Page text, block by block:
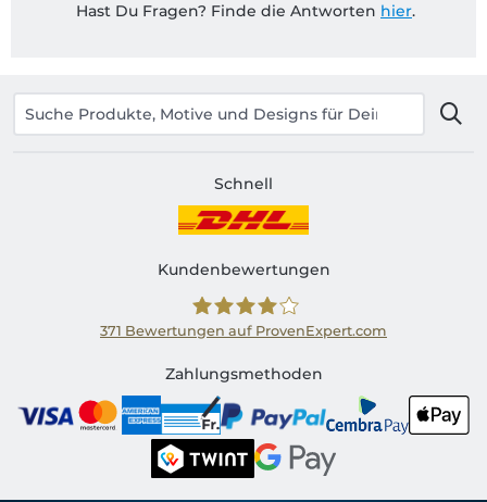
Hast Du Fragen? Finde die Antworten hier.
Schnell
Kundenbewertungen
Shirtinator CH
371 Bewertungen auf ProvenExpert.com
Zahlungsmethoden